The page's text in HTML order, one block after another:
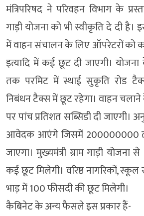
मंत्रिपरिषद ने परिवहन विभाग के
गाड़ी योजना को भी स्वीकृति दे दी है।
में वाहन संचालन के लिए ऑपरेटरों को
इत्यादि में कई छूट दी जाएगी।
तक परमिट में स्थाई सुकृति रोड
निबंधन टैक्स में छूट रहेगा। वाहन चलाने
पर पांच प्रतिशत सब्सिडी दी
आवेदक आएंगे जिसमें 200000000
जाएगा। मुख्यमंत्री ग्राम गाड़ी योजना
कई छूट मिलेगी। वरिष्ठ नागरिकों,
भाड़ में 100 फीसदी की छूट मिलेगी।
कैबिनेट के अन्य फैसले इस प्रकार हैं-